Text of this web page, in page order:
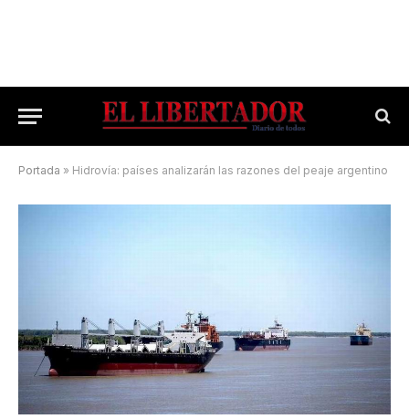
Portada » Hidrovía: países analizarán las razones del peaje argentino